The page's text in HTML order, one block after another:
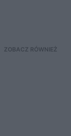
ZOBACZ RÓWNIEŻ